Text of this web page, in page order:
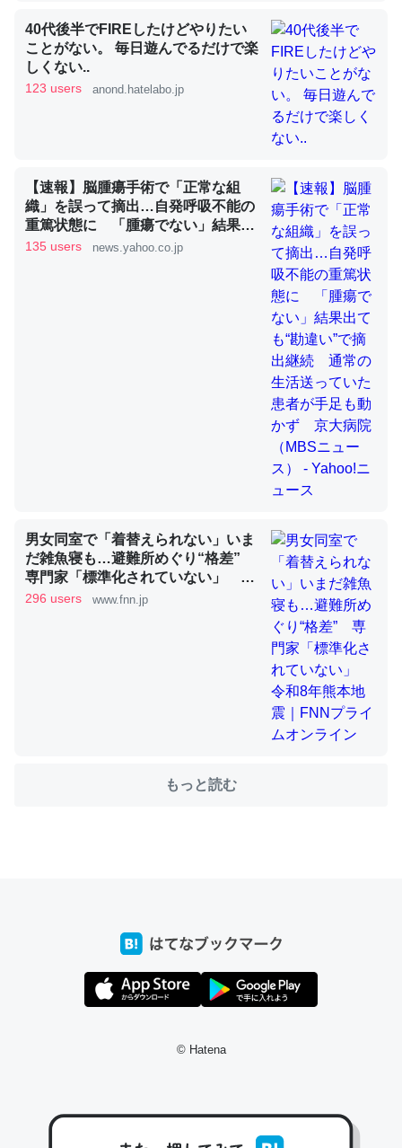
─ニュース :: 【研究発表】昆虫学の大問題＝「昆虫はなぜ海にいな
いのか」に関する新仮説
利だから両方が拮抗してるのでは」とあって面白い。海に
いる鋏角類（カブトガニ・ウミグモ）はカルシウムを使わ
ずキチンを強化してる筈だが、酵素が違うのか？
─ニュース :: 【研究発表】昆虫学の大問題＝「昆虫はなぜ海にいな
これを元に考えるとカルシウムを大量に使う脊椎動物と貝
類は苦労してるんだな…。腹足類だと殻を無くしてナメク
─ニュース :: 【研究発表】昆虫学の大問題＝「昆虫はなぜ海にいな
ウチもEchoを実家に置いて４年。でたまに覗いてる。ぼ
ちぼちRingも置こうかと画策中。あと、Googleマップで
位置情報を共有してる。電池残量や充電中かが分かるので
─たまにLINEするくらいだった遠方の父67歳と僕。ITツール導入で
コミュニケーションが劇的に変化した｜tayorini by LIFULL介護
たいなのでネット環境作ったけどAlexaしか使わないので
─たまにLINEするくらいだった遠方の父67歳と僕。ITツール導入で
40代後半でFIREしたけどやりたい
ことがない。 毎日遊んでるだけで楽
しくない..
123 users anond.hatelabo.jp
【速報】脳腫瘍手術で「正常な組
織」を誤って摘出…自発呼吸不能の
重篤状態に 「腫瘍でない」結果出
ても“勘違い”で摘出継続 通常の生
135 users news.yahoo.co.jp
男女同室で「着替えられない」いま
だ雑魚寝も…避難所めぐり“格差”
専門家「標準化されていない」 令
和8年熊本地震｜FNNプライムオン
296 users www.fnn.jp
もっと読む
© Hatena